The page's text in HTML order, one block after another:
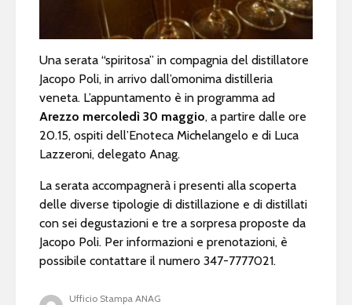
Una serata “spiritosa” in compagnia del distillatore
Jacopo Poli, in arrivo dall’omonima distilleria
veneta. L’appuntamento è in programma ad
Arezzo mercoledì 30 maggio, a partire dalle ore
20.15, ospiti dell’Enoteca Michelangelo e di Luca
Lazzeroni, delegato Anag.
La serata accompagnerà i presenti alla scoperta
delle diverse tipologie di distillazione e di distillati
con sei degustazioni e tre a sorpresa proposte da
Jacopo Poli. Per informazioni e prenotazioni, è
possibile contattare il numero 347-7777021.
Ufficio Stampa ANAG